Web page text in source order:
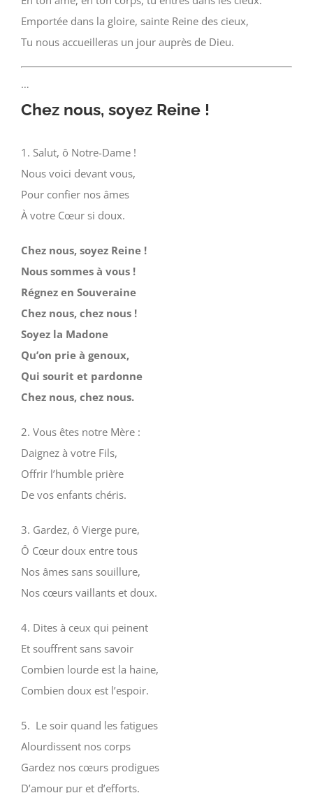
Emportée dans la gloire, sainte Reine des cieux,
Tu nous accueilleras un jour auprès de Dieu.
…
Chez nous, soyez Reine !
1. Salut, ô Notre-Dame !
Nous voici devant vous,
Pour confier nos âmes
À votre Cœur si doux.
Chez nous, soyez Reine !
Nous sommes à vous !
Régnez en Souveraine
Chez nous, chez nous !
Soyez la Madone
Qu’on prie à genoux,
Qui sourit et pardonne
Chez nous, chez nous.
2. Vous êtes notre Mère :
Daignez à votre Fils,
Offrir l’humble prière
De vos enfants chéris.
3. Gardez, ô Vierge pure,
Ô Cœur doux entre tous
Nos âmes sans souillure,
Nos cœurs vaillants et doux.
4. Dites à ceux qui peinent
Et souffrent sans savoir
Combien lourde est la haine,
Combien doux est l’espoir.
5. Le soir quand les fatigues
Alourdissent nos corps
Gardez nos cœurs prodigues
D’amour pur et d’efforts.